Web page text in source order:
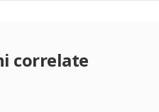
correlate